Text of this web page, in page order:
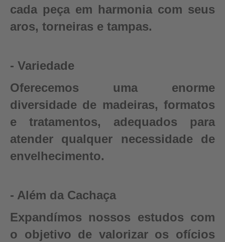
cada peça em harmonia com seus
aros, torneiras e tampas.
- Variedade
Oferecemos uma enorme
diversidade de madeiras, formatos
e tratamentos, adequados para
atender qualquer necessidade de
envelhecimento.
- Além da Cachaça
Expandímos nossos estudos com
o objetivo de valorizar os ofícios